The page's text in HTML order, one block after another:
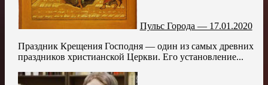
Пульс Города — 17.01.2020
Праздник Крещения Господня — один из самых древних
праздников христианской Церкви. Его установление...